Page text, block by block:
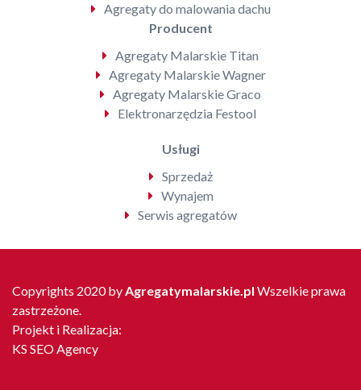
Agregaty do malowania dachu
Producent
Agregaty Malarskie Titan
Agregaty Malarskie Wagner
Agregaty Malarskie Graco
Elektronarzędzia Festool
Usługi
Sprzedaż
Wynajem
Serwis agregatów
Copyrights 2020 byAgregatymalarskie.pl Wszelkie prawa
zastrzeżone.
Projekt i Realizacja:
KS SEO Agency